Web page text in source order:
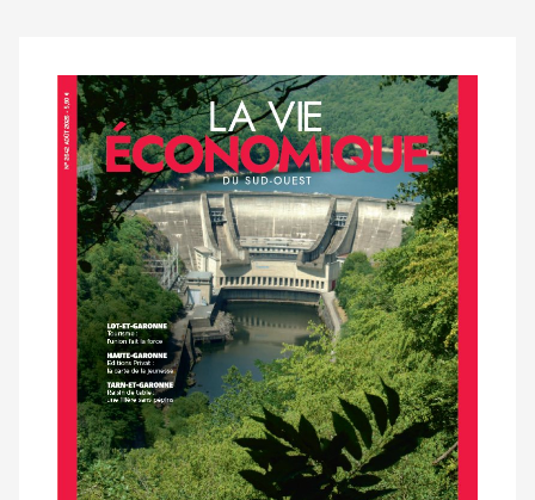
aux
abonnés
Notre
dernier
magazine